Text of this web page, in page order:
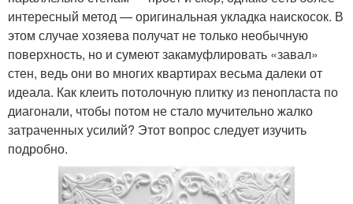
интересный метод — оригинальная укладка наискосок. В
этом случае хозяева получат не только необычную
поверхность, но и сумеют закамуфлировать «завал»
стен, ведь они во многих квартирах весьма далеки от
идеала. Как клеить потолочную плитку из пенопласта по
диагонали, чтобы потом не стало мучительно жалко
затраченных усилий? Этот вопрос следует изучить
подробно.